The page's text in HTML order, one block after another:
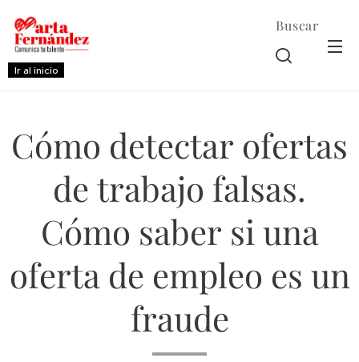
Ir al inicio
Buscar
Cómo detectar ofertas
de trabajo falsas.
Cómo saber si una
oferta de empleo es un
fraude